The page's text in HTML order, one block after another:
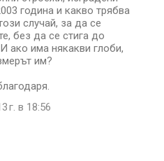
година и какво трябва
случай, за да се
без да се стига до
ако има някакви глоби,
им?
г. в 18:56